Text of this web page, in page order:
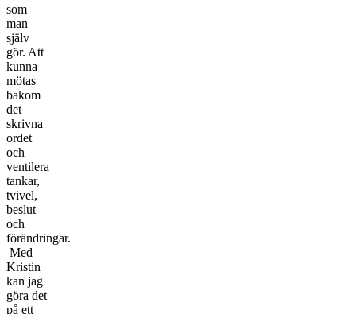
som
man
själv
gör. Att
kunna
mötas
bakom
det
skrivna
ordet
och
ventilera
tankar,
tvivel,
beslut
och
förändringar.
Med
Kristin
kan jag
göra det
på ett